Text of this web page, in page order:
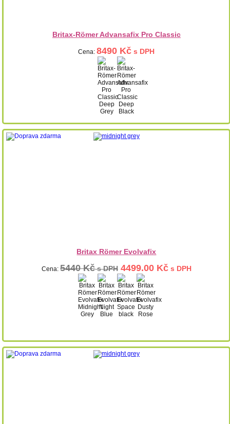
Britax-Römer Advansafix Pro Classic
Cena:8490 Kč s DPH
Britax Römer Evolvafix
Cena: 5440 Kčs DPH 4499.00 Kčs DPH